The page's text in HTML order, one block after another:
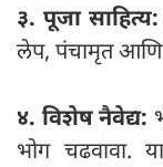
३. पूजा साहित्य:
लेप, पंचामृत आणि
४. विशेष नैवेद्य:
भोग चढवावा.